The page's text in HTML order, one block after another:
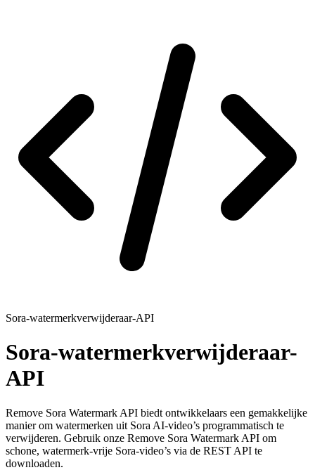
Sora-watermerkverwijderaar-API
Sora-watermerkverwijderaar-
API
Remove Sora Watermark API biedt ontwikkelaars een gemakkelijke
manier om watermerken uit Sora AI-video’s programmatisch te
verwijderen. Gebruik onze Remove Sora Watermark API om
schone, watermerk-vrije Sora-video’s via de REST API te
downloaden.